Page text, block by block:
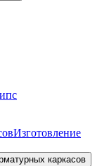
Изготовление
каркасов